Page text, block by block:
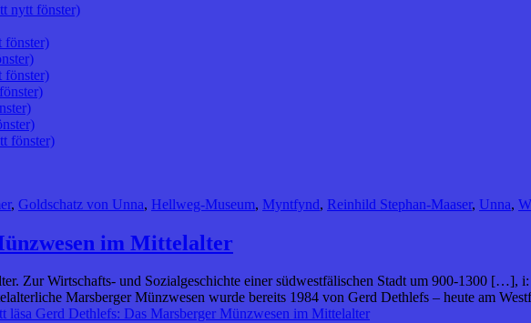
nytt fönster)
fönster)
fönster)
fönster)
, Goldschatz von Unna, Hellweg-Museum, Myntfynd, Reinhild Stephan-Maaser, Unna,
im Mittelalter
Zur Wirtschafts- und Sozialgeschichte einer südwestfälischen Stadt um 900-1300 […],
Marsberger Münzwesen wurde bereits 1984 von Gerd Dethlefs – heute am
läsa Gerd Dethlefs: Das Marsberger Münzwesen im Mittelalter